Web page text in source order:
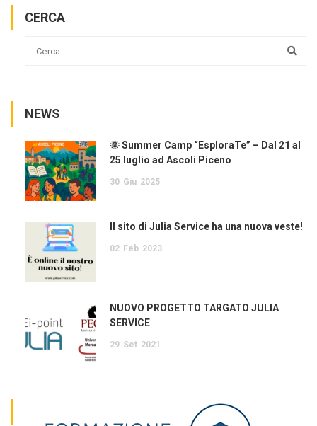
CERCA
NEWS
🌞 Summer Camp “EsploraTe” – Dal 21 al
25 luglio ad Ascoli Piceno
30 Giu 2025
Il sito di Julia Service ha una nuova veste!
02 Feb 2023
NUOVO PROGETTO TARGATO JULIA
SERVICE
29 Set 2021